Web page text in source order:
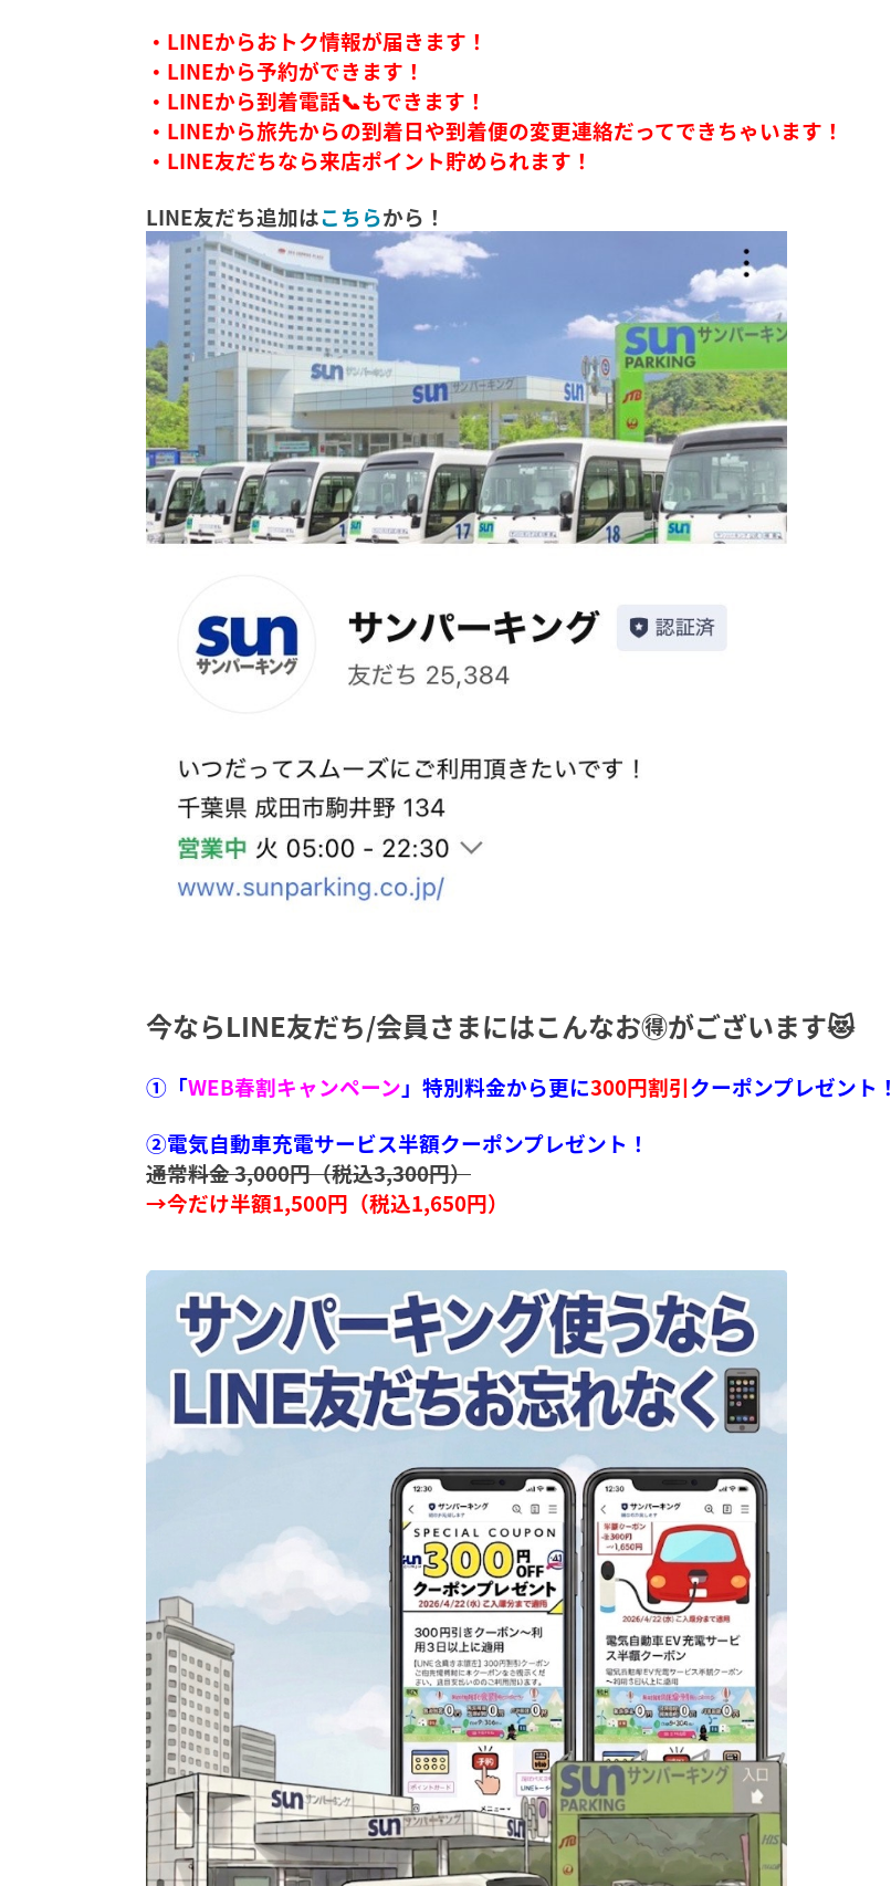
・LINEからおトク情報が届きます！
・LINEから予約ができます！
・LINEから到着電話📞もできます！
・LINEから旅先からの到着日や到着便の変更連絡だってできちゃいます！
・LINE友だちなら来店ポイント貯められます！
LINE友だち追加はこちらから！
今ならLINE友だち/会員さまにはこんなお🉐がございます😻
①「WEB春割キャンペーン」特別料金から更に300円割引クーポンプレゼント！
②電気自動車充電サービス半額クーポンプレゼント！
通常料金 3,000円（税込3,300円）
→今だけ半額1,500円（税込1,650円）